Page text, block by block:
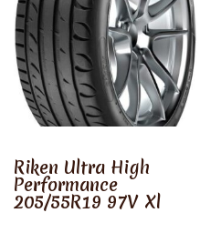
Riken Ultra High
Performance
205/55R19 97V Xl